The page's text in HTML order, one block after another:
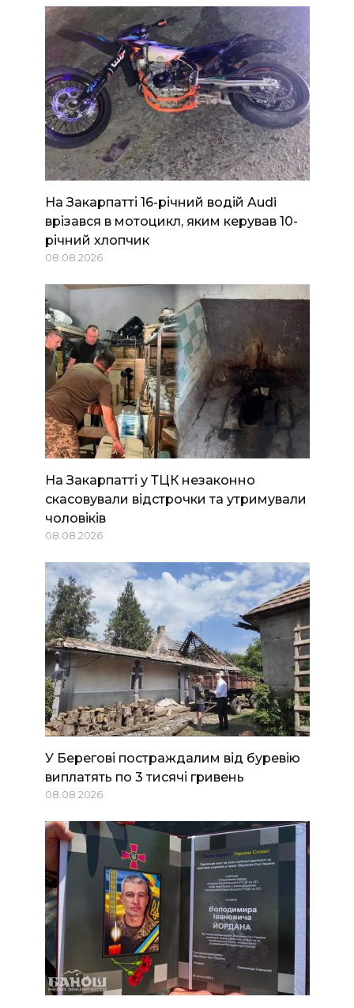
На Закарпатті 16-річний водій Audi
врізався в мотоцикл, яким керував 10-
річний хлопчик
08.08.2026
На Закарпатті у ТЦК незаконно
скасовували відстрочки та утримували
чоловіків
08.08.2026
У Берегові постраждалим від буревію
виплатять по 3 тисячі гривень
08.08.2026